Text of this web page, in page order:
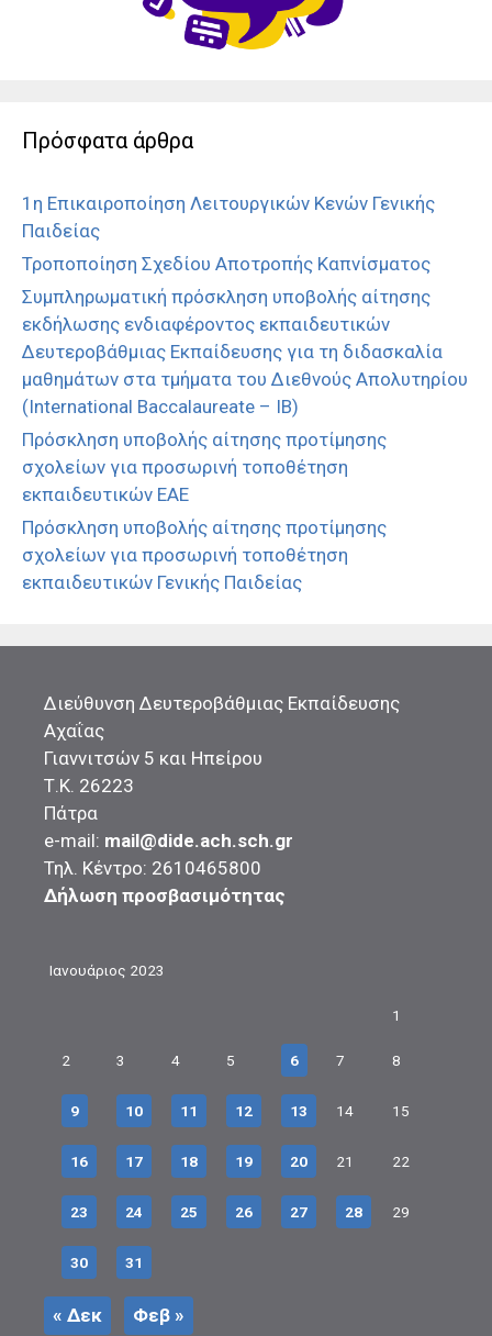
Πρόσφατα άρθρα
1η Επικαιροποίηση Λειτουργικών Κενών Γενικής
Παιδείας
Τροποποίηση Σχεδίου Αποτροπής Καπνίσματος
Συμπληρωματική πρόσκληση υποβολής αίτησης
εκδήλωσης ενδιαφέροντος εκπαιδευτικών
Δευτεροβάθμιας Εκπαίδευσης για τη διδασκαλία
μαθημάτων στα τμήματα του Διεθνούς Απολυτηρίου
(International Baccalaureate – IB)
Πρόσκληση υποβολής αίτησης προτίμησης
σχολείων για προσωρινή τοποθέτηση
εκπαιδευτικών ΕΑΕ
Πρόσκληση υποβολής αίτησης προτίμησης
σχολείων για προσωρινή τοποθέτηση
εκπαιδευτικών Γενικής Παιδείας
Διεύθυνση Δευτεροβάθμιας Εκπαίδευσης
Αχαΐας
Γιαννιτσών 5 και Ηπείρου
Τ.Κ. 26223
Πάτρα
e-mail: mail@dide.ach.sch.gr
Τηλ. Κέντρο: 2610465800
Δήλωση προσβασιμότητας
Ιανουάριος 2023
1
2 3 4 5 6 7 8
9 10 11 12 13 14 15
16 17 18 19 20 21 22
23 24 25 26 27 28 29
30 31
« Δεκ Φεβ »